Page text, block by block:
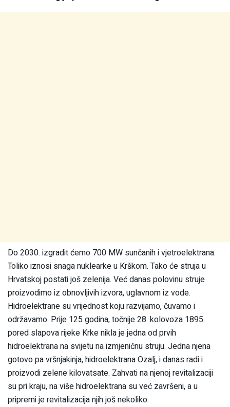
Do 2030. izgradit ćemo 700 MW sunčanih i vjetroelektrana.
Toliko iznosi snaga nuklearke u Krškom. Tako će struja u
Hrvatskoj postati još zelenija. Već danas polovinu struje
proizvodimo iz obnovljivih izvora, uglavnom iz vode.
Hidroelektrane su vrijednost koju razvijamo, čuvamo i
održavamo. Prije 125 godina, točnije 28. kolovoza 1895.
pored slapova rijeke Krke nikla je jedna od prvih
hidroelektrana na svijetu na izmjeničnu struju. Jedna njena
gotovo pa vršnjakinja, hidroelektrana Ozalj, i danas radi i
proizvodi zelene kilovatsate. Zahvati na njenoj revitalizaciji
su pri kraju, na više hidroelektrana su već završeni, a u
pripremi je revitalizacija njih još nekoliko.